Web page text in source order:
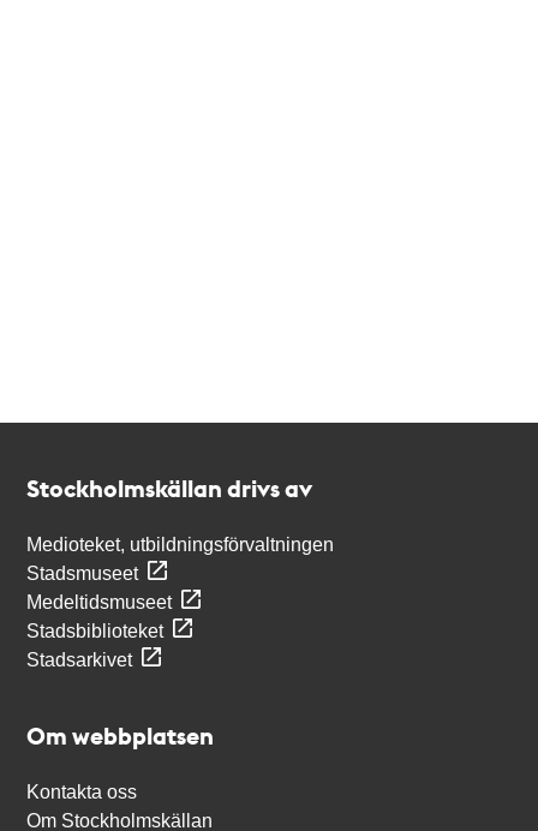
Stockholmskällan drivs av
Medioteket, utbildningsförvaltningen
Stadsmuseet
Medeltidsmuseet
Stadsbiblioteket
Stadsarkivet
Om webbplatsen
Kontakta oss
Om Stockholmskällan